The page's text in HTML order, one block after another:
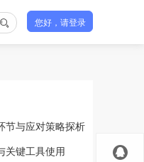
您好，请登录
节与应对策略探析
关键工具使用